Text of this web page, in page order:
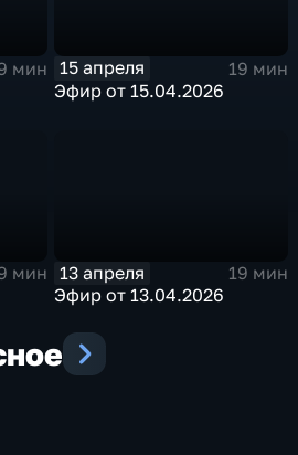
мин
15 апреля
19 мин
Эфир от 15.04.2026
мин
13 апреля
19 мин
Эфир от 13.04.2026